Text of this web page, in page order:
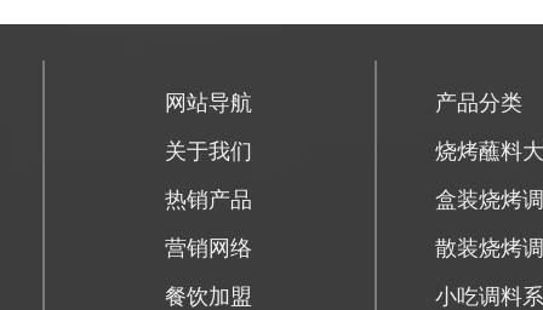
网站导航
关于我们
热销产品
营销网络
餐饮加盟
产品分类
烧烤蘸料
盒装烧烤
散装烧烤
小吃调料